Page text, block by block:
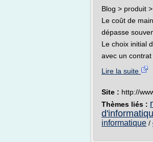
Blog > produit
Le coût de
dépasse
Le choix initial
avec un contrat
Lire la suite
Site : http://
Thèmes liés :
informatique /